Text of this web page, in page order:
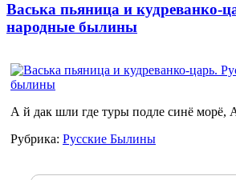
Васька пьяница и кудреванко-
народные былины
А й дак шли где туры подле синё
Рубрика: Русские Былины